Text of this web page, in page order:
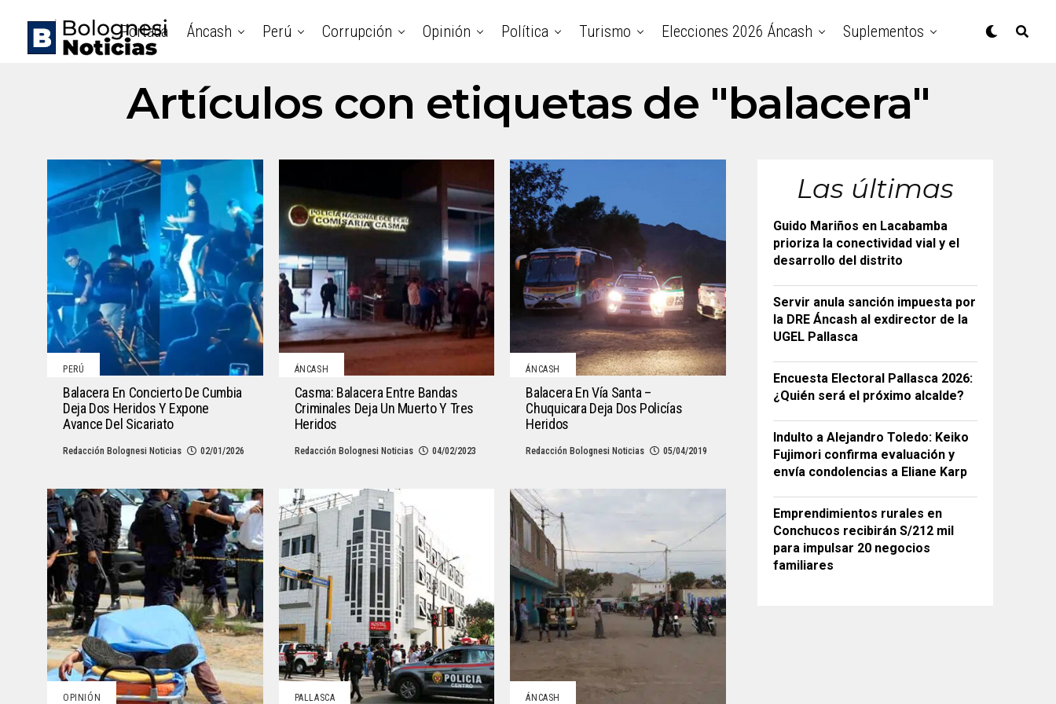
Portada Áncash Perú Corrupción Opinión Política Turismo Elecciones 2026 Áncash Suplementos
Artículos con etiquetas de "balacera"
PERÚ
Balacera En Concierto De Cumbia
Deja Dos Heridos Y Expone
Avance Del Sicariato
Redacción Bolognesi Noticias 02/01/2026
ÁNCASH
Casma: Balacera Entre Bandas
Criminales Deja Un Muerto Y Tres
Heridos
Redacción Bolognesi Noticias 04/02/2023
ÁNCASH
Balacera En Vía Santa –
Chuquicara Deja Dos Policías
Heridos
Redacción Bolognesi Noticias 05/04/2019
OPINIÓN PALLASCA ÁNCASH
Las últimas
Guido Mariños en Lacabamba
prioriza la conectividad vial y el
desarrollo del distrito
Servir anula sanción impuesta por
la DRE Áncash al exdirector de la
UGEL Pallasca
Encuesta Electoral Pallasca 2026:
¿Quién será el próximo alcalde?
Indulto a Alejandro Toledo: Keiko
Fujimori confirma evaluación y
envía condolencias a Eliane Karp
Emprendimientos rurales en
Conchucos recibirán S/212 mil
para impulsar 20 negocios
familiares